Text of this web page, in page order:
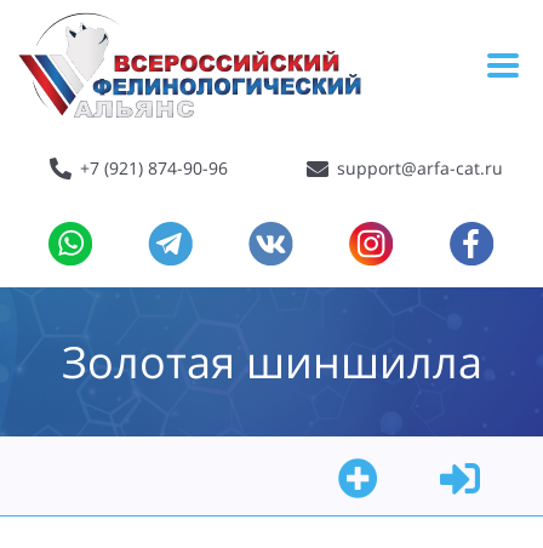
+7 (921) 874-90-96 support@arfa-cat.ru
Золотая шиншилла